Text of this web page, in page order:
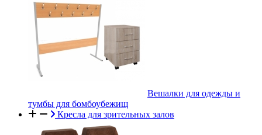
Вешалки для одежды и
тумбы для бомбоубежищ
Кресла для зрительных залов